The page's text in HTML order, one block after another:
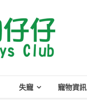
失寵 寵物資訊